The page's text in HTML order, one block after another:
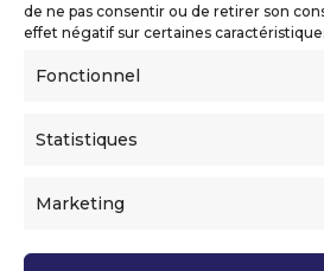
de ne pas consentir ou de retirer son
effet négatif sur certaines
Fonctionnel
Statistiques
Marketing
Ils nous soutiennent